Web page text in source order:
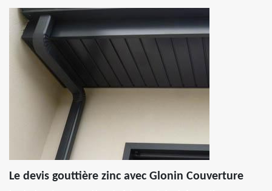
Le devis gouttière zinc avec Glonin Couverture